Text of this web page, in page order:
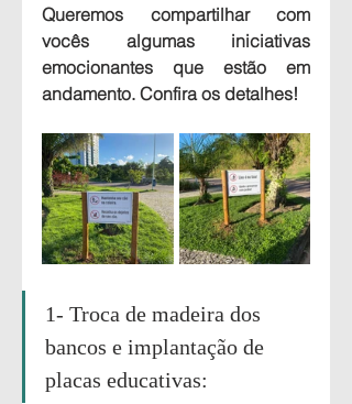
Queremos compartilhar com
vocês algumas iniciativas
emocionantes que estão em
andamento. Confira os detalhes!
1- Troca de madeira dos
bancos e implantação de
placas educativas: